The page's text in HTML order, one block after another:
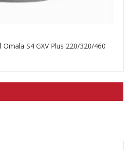
Gadus S3 U460A 1.5